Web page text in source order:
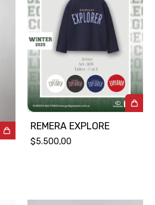
REMERA EXPLORE
$5.500,00